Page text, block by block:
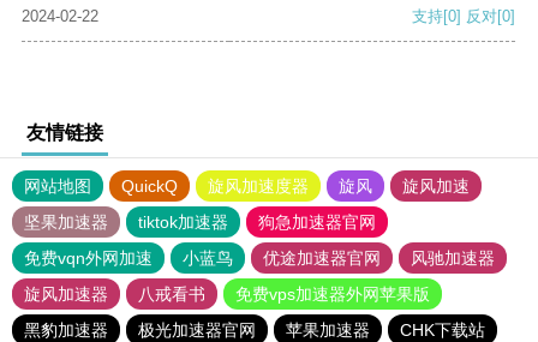
2024-02-22 支持[0] 反对[0]
友情链接
网站地图 QuickQ 旋风加速度器 旋风
旋风加速
坚果加速器
tiktok加速器
狗急加速器官网
免费vqn外网加速
小蓝鸟 优途加速器官网
风驰加速器
旋风加速器
八戒看书
免费vps加速器外网苹果版
黑豹加速器
极光加速器官网 苹果加速器
CHK下载站